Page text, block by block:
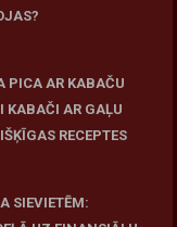
PICA AR KABAČU
KABAČI AR GAĻU
RECEPTES
SIEVIETĒM: